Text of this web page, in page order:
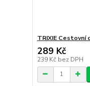
TRIXIE Cestovní
289 Kč
239 Kč bez DPH